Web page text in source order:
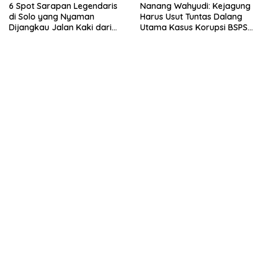
6 Spot Sarapan Legendaris
di Solo yang Nyaman
Dijangkau Jalan Kaki dari
Nanang Wahyudi: Kejagung
Harus Usut Tuntas Dalang
Utama Kasus Korupsi BSPS